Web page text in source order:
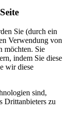
Sie (durch ein
Verwendung von
möchten. Sie
indem Sie diese
wir diese
sind,
Drittanbieters zu